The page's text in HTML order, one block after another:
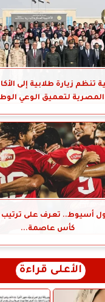
تنظم زيارة طلابية إلى
المصرية لتعميق الوعي
أسيوط.. تعرف على ترتيب
كأس عاصمة...
الأعلى قراءة